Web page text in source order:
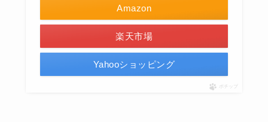
Amazon
楽天市場
Yahooショッピング
ポチップ